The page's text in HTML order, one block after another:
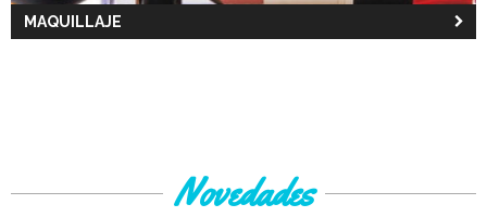
MAQUILLAJE
Novedades